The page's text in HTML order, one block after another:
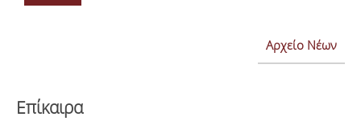
Αρχείο Νέων
Επίκαιρα